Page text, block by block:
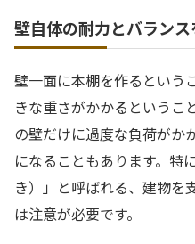
壁自体の耐力とバラン
壁一面に本棚を作るという
きな重さがかかるというこ
の壁だけに過度な負荷がか
になることもあります。特
き）」と呼ばれる、建物を
は注意が必要です。